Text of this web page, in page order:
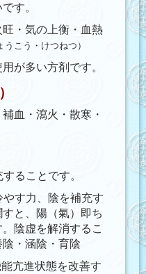
す。
旺・気の上衡・血熱
うこう・けつねつ）
が多い方剤です。
血・瀉火・散寒・
ることです。
す力、陰を補充す
と、陽（氣）即ち
陰虚を解消するこ
・涵陰・育陰
亢進状態を改善す